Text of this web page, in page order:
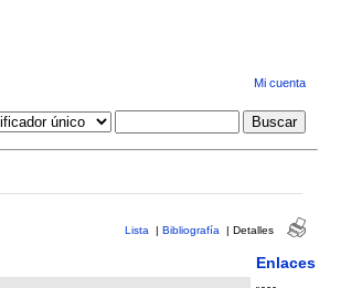
Mi cuenta
Lista | Bibliografía | Detalles
Enlaces